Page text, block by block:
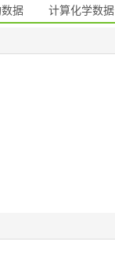
据 计算化学数据